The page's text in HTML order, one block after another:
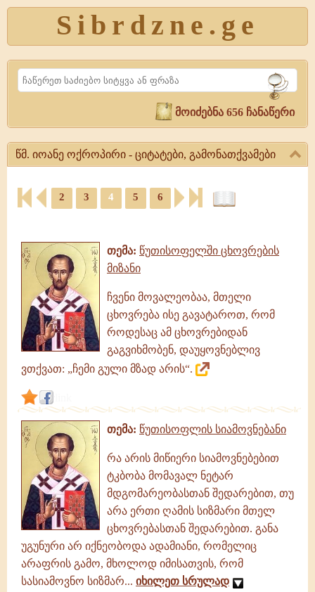
Sibrdzne.ge
Search
მოიძებნა 656 ჩანაწერი
წმ. იოანე ოქროპირი - ციტატები, გამონათქვამები
იოანე
ოქროპირი
გამონათქვამები
იოანე
ოქროპირი
გამონათქვამები,
ციტატები
გამონათქვამები
2 3 4 5 6
თემა: წუთისოფელში ცხოვრების
მიზანი
ჩვენი მოვალეობაა, მთელი
ცხოვრება ისე გავატაროთ, რომ
როდესაც ამ ცხოვრებიდან
გაგვიხმობენ, დაუყოვნებლივ
ვთქვათ: „ჩემი გული მზად არის“.
თემა: წუთისოფლის სიამოვნებანი
რა არის მიწიერი სიამოვნებებით
ტკბობა მომავალ ნეტარ
მდგომარეობასთან შედარებით, თუ
არა ერთი ღამის სიზმარი მთელ
ცხოვრებასთან შედარებით. განა
უგუნური არ იქნეობოდა ადამიანი, რომელიც
არაფრის გამო, მხოლოდ იმისათვის, რომ
სასიამოვნო სიზმარ... იხილეთ სრულად